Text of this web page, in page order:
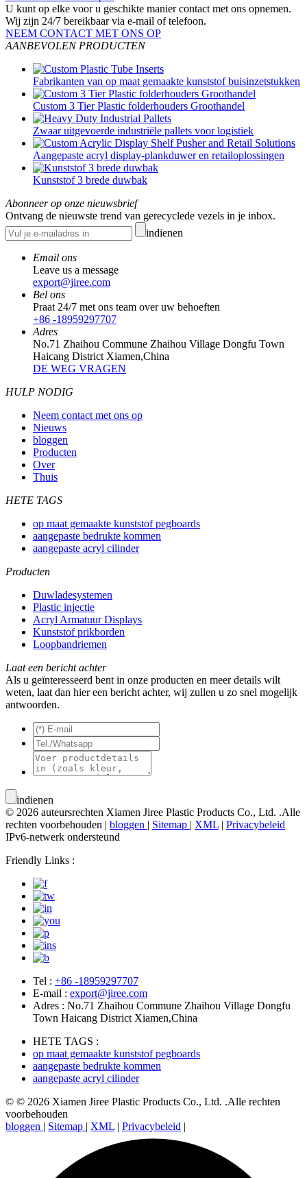
U kunt op elke voor u geschikte manier contact met ons opnemen.
Wij zijn 24/7 bereikbaar via e-mail of telefoon.
NEEM CONTACT MET ONS OP
AANBEVOLEN PRODUCTEN
Fabrikanten van op maat gemaakte kunststof buisinzetstukken
Custom 3 Tier Plastic folderhouders Groothandel
Zwaar uitgevoerde industriële pallets voor logistiek
Aangepaste acryl display-plankduwer en retailoplossingen
Kunststof 3 brede duwbak
Abonneer op onze nieuwsbrief
Ontvang de nieuwste trend van gerecyclede vezels in je inbox.
indienen
Email ons
Leave us a message
export@jiree.com
Bel ons
Praat 24/7 met ons team over uw behoeften
+86 -18959297707
Adres
No.71 Zhaihou Commune Zhaihou Village Dongfu Town
Haicang District Xiamen,China
DE WEG VRAGEN
HULP NODIG
Neem contact met ons op
Nieuws
bloggen
Producten
Over
Thuis
HETE TAGS
op maat gemaakte kunststof pegboards
aangepaste bedrukte kommen
aangepaste acryl cilinder
Producten
Duwladesystemen
Plastic injectie
Acryl Armatuur Displays
Kunststof prikborden
Loopbandriemen
Laat een bericht achter
Als u geïnteresseerd bent in onze producten en meer details wilt
weten, laat dan hier een bericht achter, wij zullen u zo snel mogelijk
antwoorden.
indienen
© 2026 auteursrechten Xiamen Jiree Plastic Products Co., Ltd. .Alle
rechten voorbehouden | bloggen | Sitemap | XML | Privacybeleid
IPv6-netwerk ondersteund
Friendly Links :
Tel : +86 -18959297707
E-mail : export@jiree.com
Adres : No.71 Zhaihou Commune Zhaihou Village Dongfu
Town Haicang District Xiamen,China
HETE TAGS :
op maat gemaakte kunststof pegboards
aangepaste bedrukte kommen
aangepaste acryl cilinder
© © 2026 Xiamen Jiree Plastic Products Co., Ltd. .Alle rechten
voorbehouden
bloggen | Sitemap | XML | Privacybeleid |